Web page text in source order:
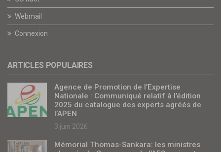
Webmail
Connexion
ARTICLES POPULAIRES
Agence de Promotion de l’Expertise
Nationale : Communiqué relatif à l’édition
2025 du catalogue des experts agréés de
l’APEN
3 juin 2026
Mémorial Thomas-Sankara: les ministres